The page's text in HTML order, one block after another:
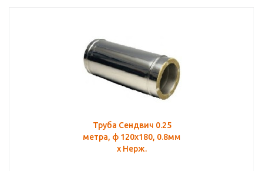
Труба Сендвич 0.25
метра, ф 120х180, 0.8мм
х Нерж.